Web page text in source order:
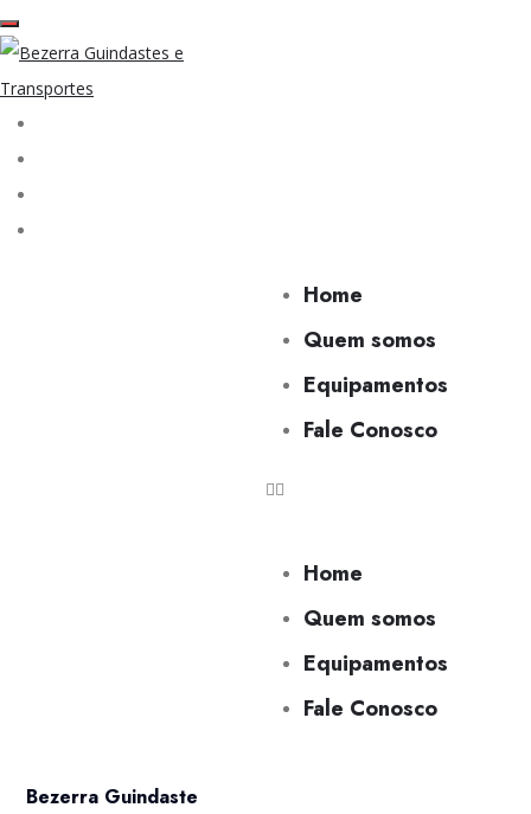
Home
Quem somos
Equipamentos
Fale Conosco
Home
Quem somos
Equipamentos
Fale Conosco
Bezerra Guindaste